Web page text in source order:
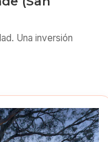
Una inversión